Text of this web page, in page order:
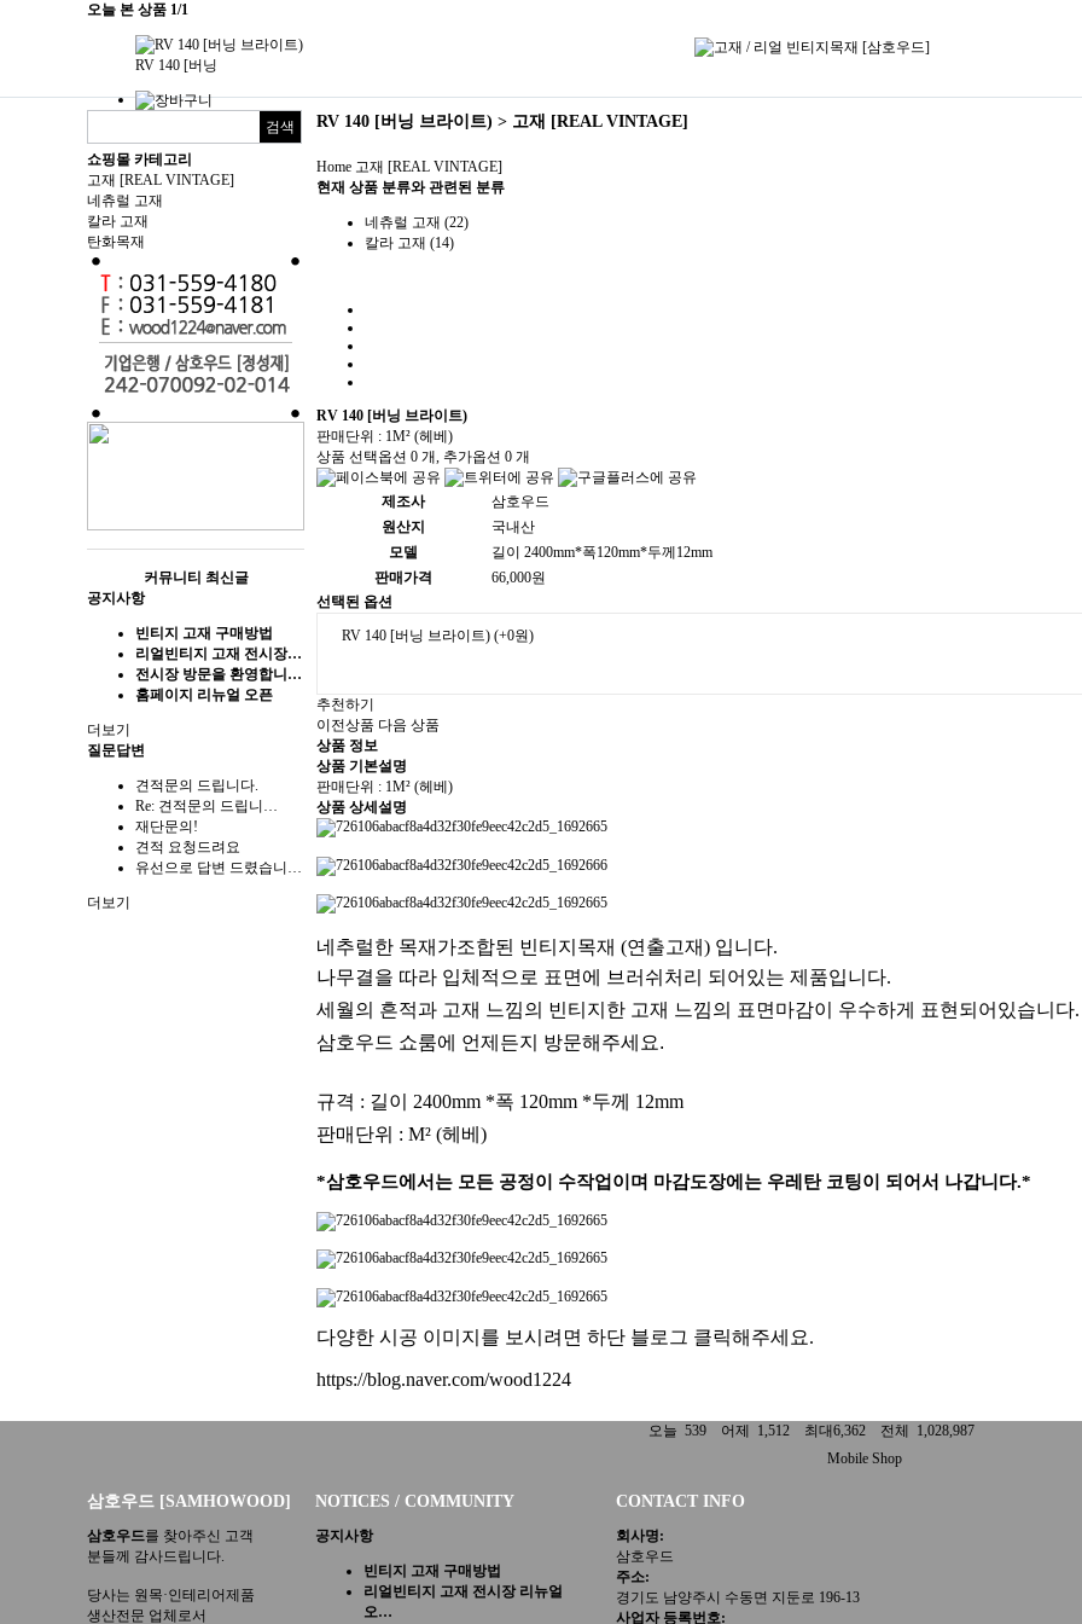
오늘 본 상품 1/1
RV 140 [버닝
쇼핑몰 카테고리
고재 [REAL VINTAGE]
네츄럴 고재
칼라 고재
탄화목재
커뮤니티 최신글
공지사항
빈티지 고재 구매방법
리얼빈티지 고재 전시장…
전시장 방문을 환영합니…
홈페이지 리뉴얼 오픈
더보기
질문답변
견적문의 드립니다.
Re: 견적문의 드립니…
재단문의!
견적 요청드려요
유선으로 답변 드렸습니…
더보기
RV 140 [버닝 브라이트) > 고재 [REAL VINTAGE]
Home 고재 [REAL VINTAGE]
현재 상품 분류와 관련된 분류
네츄럴 고재 (22)
칼라 고재 (14)
RV 140 [버닝 브라이트)
판매단위 : 1M² (헤베)
상품 선택옵션 0 개, 추가옵션 0 개
제조사
삼호우드
원산지
국내산
모델
길이 2400mm*폭120mm*두께12mm
판매가격
66,000원
선택된 옵션
RV 140 [버닝 브라이트) (+0원)
추천하기
이전상품 다음 상품
상품 정보
상품 기본설명
판매단위 : 1M² (헤베)
상품 상세설명
네추럴한 목재가조합된 빈티지목재 (연출고재) 입니다.
나무결을 따라 입체적으로 표면에 브러쉬처리 되어있는 제품입니다.
세월의 흔적과 고재 느낌의 빈티지한 고재 느낌의 표면마감이 우수하게 표현되어있습니다.
삼호우드 쇼룸에 언제든지 방문해주세요.
규격 : 길이 2400mm *폭 120mm *두께 12mm
판매단위 : M² (헤베)
*삼호우드에서는 모든 공정이 수작업이며 마감도장에는 우레탄 코팅이 되어서 나갑니다.*
다양한 시공 이미지를 보시려면 하단 블로그 클릭해주세요.
https://blog.naver.com/wood1224
오늘 539 어제 1,512 최대6,362 전체 1,028,987
Mobile Shop
삼호우드 [SAMHOWOOD] NOTICES / COMMUNITY CONTACT INFO
삼호우드를 찾아주신 고객
분들께 감사드립니다.
당사는 원목·인테리어제품
생산전문 업체로서
공지사항
빈티지 고재 구매방법
리얼빈티지 고재 전시장 리뉴얼
오…
회사명:
삼호우드
주소:
경기도 남양주시 수동면 지둔로 196-13
사업자 등록번호: